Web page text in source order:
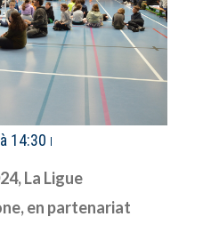
14:30
La Ligue
en partenariat